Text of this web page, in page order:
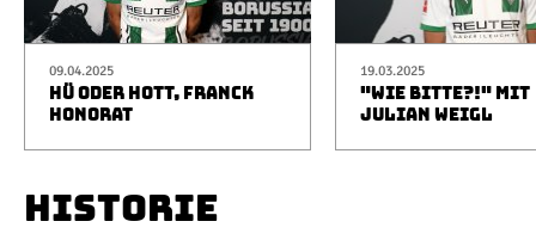
09.04.2025
HÜ ODER HOTT, FRANCK
HONORAT
19.03.2025
"WIE BITTE?!" MIT
JULIAN WEIGL
HISTORIE